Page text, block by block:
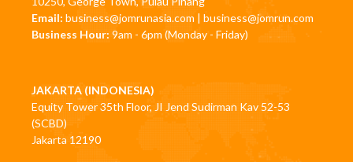
Email: business@jomrunasia.com | business@jomrun.com
Business Hour: 9am - 6pm (Monday - Friday)
JAKARTA (INDONESIA)
Equity Tower 35th Floor, JI Jend Sudirman Kav 52-53
(SCBD)
Jakarta 12190